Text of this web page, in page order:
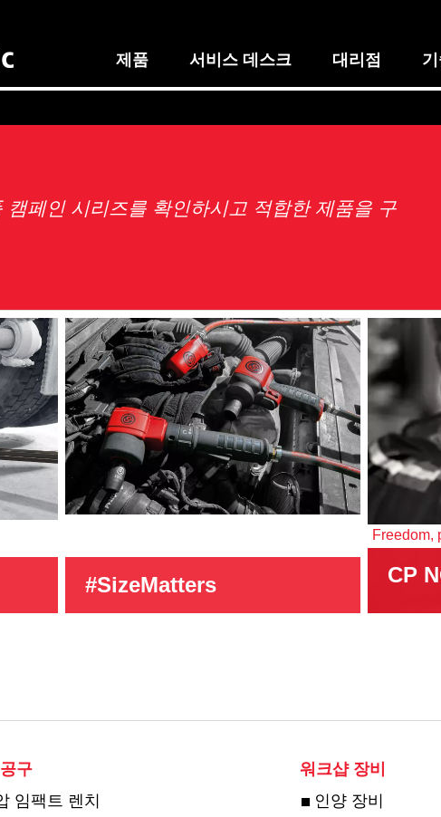
제품 서비스 데스크 대리점
캠페인 시리즈를 확인하시고 적합한 제품을 구
#SizeMatters
Freedom,
CP
구
임팩트 렌치
워크샵 장비
인양 장비